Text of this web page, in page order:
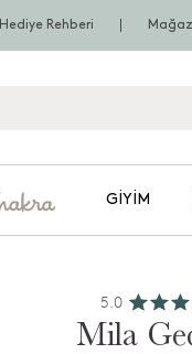
Hediye Rehberi
GIYIM
5.0
Mila